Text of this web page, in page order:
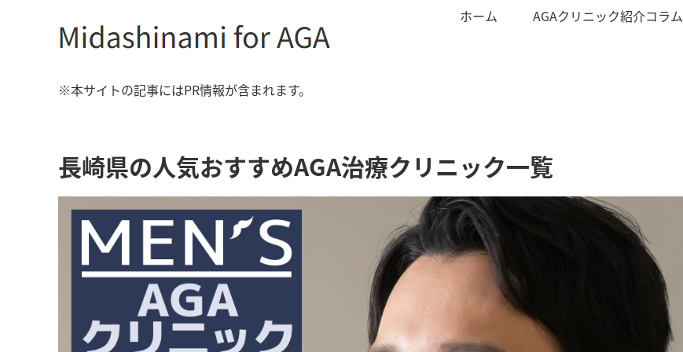
ホーム AGAクリニック紹介コラム
※本サイトの記事にはPR情報が含まれます。
長崎県の人気おすすめAGA治療クリニック一覧